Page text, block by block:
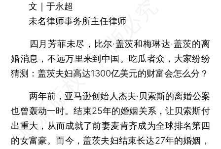
文｜于永超
未名律师事务所主任律师
四月芳菲未尽，比尔·盖茨和梅琳达·盖茨的离
婚消息，不远万里来到中国。吃瓜者众，大家纷纷
猜测：盖茨夫妇高达1300亿美元的财富会怎么分？
两年前，亚马逊创始人杰夫·贝索斯的离婚公案
也曾轰动一时。结束25年的婚姻关系，让贝索斯付
出重大，从而成就了前妻麦肯齐成为全球排名第四
的女富豪。而今，盖茨夫妇结束长达27年的婚姻，